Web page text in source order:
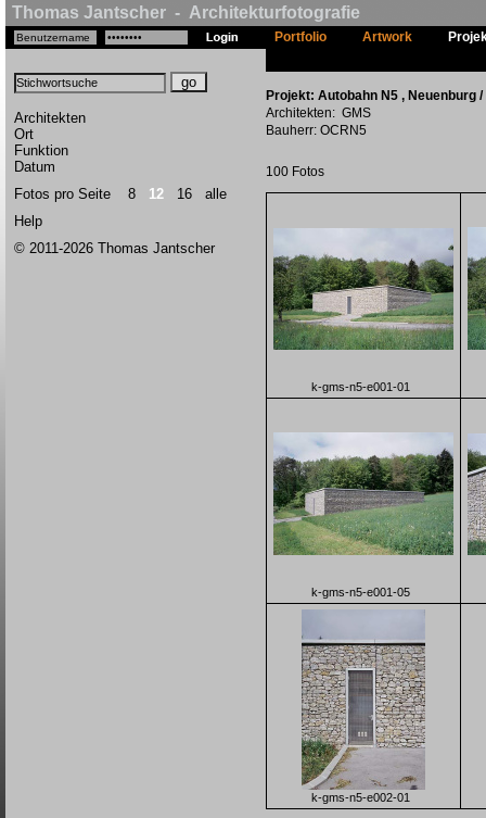
Thomas Jantscher - Architekturfotografie
Architekten
Ort
Funktion
Datum
Fotos pro Seite 8 12 16
alle
Help
© 2011-2026 Thomas Jantscher
Portfolio Artwork
Projekt: Autobahn N5 , Neuenburg
Architekten: GMS
Bauherr: OCRN5
100 Fotos
k-gms-n5-e001-01
k-gms-n5-e001-05
k-gms-n5-e002-01